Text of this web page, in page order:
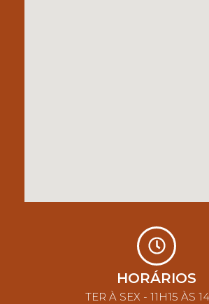
HORÁRIOS
TER À SEX - 11H15 ÀS